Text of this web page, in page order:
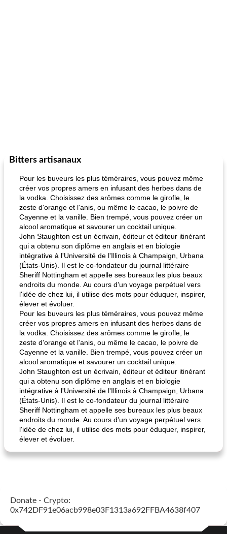
Bitters artisanaux
Pour les buveurs les plus téméraires, vous pouvez même
créer vos propres amers en infusant des herbes dans de
la vodka. Choisissez des arômes comme le girofle, le
zeste d'orange et l'anis, ou même le cacao, le poivre de
Cayenne et la vanille. Bien trempé, vous pouvez créer un
alcool aromatique et savourer un cocktail unique.
John Staughton est un écrivain, éditeur et éditeur itinérant
qui a obtenu son diplôme en anglais et en biologie
intégrative à l'Université de l'Illinois à Champaign, Urbana
(États-Unis). Il est le co-fondateur du journal littéraire
Sheriff Nottingham et appelle ses bureaux les plus beaux
endroits du monde. Au cours d'un voyage perpétuel vers
l'idée de chez lui, il utilise des mots pour éduquer, inspirer,
élever et évoluer.
Pour les buveurs les plus téméraires, vous pouvez même
créer vos propres amers en infusant des herbes dans de
la vodka. Choisissez des arômes comme le girofle, le
zeste d'orange et l'anis, ou même le cacao, le poivre de
Cayenne et la vanille. Bien trempé, vous pouvez créer un
alcool aromatique et savourer un cocktail unique.
John Staughton est un écrivain, éditeur et éditeur itinérant
qui a obtenu son diplôme en anglais et en biologie
intégrative à l'Université de l'Illinois à Champaign, Urbana
(États-Unis). Il est le co-fondateur du journal littéraire
Sheriff Nottingham et appelle ses bureaux les plus beaux
endroits du monde. Au cours d'un voyage perpétuel vers
l'idée de chez lui, il utilise des mots pour éduquer, inspirer,
élever et évoluer.
Donate - Crypto:
0x742DF91e06acb998e03F1313a692FFBA4638f407